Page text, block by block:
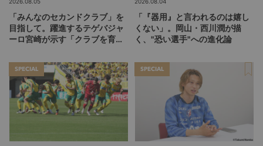
「みんなのセカンドクラブ」を
目指して。躍進するテゲバジャ
ーロ宮崎が示す「クラブを育て
「『器用』と言われるのは嬉し
くない」。岡山・西川潤が描
く、"恐い選手"への進化論
SPECIAL SPECIAL